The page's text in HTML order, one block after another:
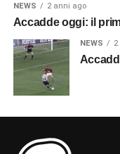
NEWS 2 anni ago
Accadde oggi: il
NEWS